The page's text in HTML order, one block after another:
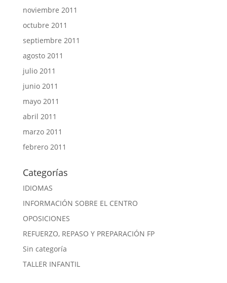
noviembre 2011
octubre 2011
septiembre 2011
agosto 2011
julio 2011
junio 2011
mayo 2011
abril 2011
marzo 2011
febrero 2011
Categorías
IDIOMAS
INFORMACIÓN SOBRE EL CENTRO
OPOSICIONES
REFUERZO, REPASO Y PREPARACIÓN FP
Sin categoría
TALLER INFANTIL